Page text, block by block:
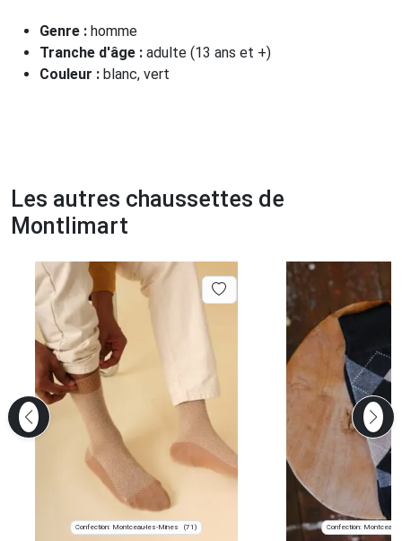
Genre : homme
Tranche d'âge : adulte (13 ans et +)
Couleur : blanc, vert
Les autres chaussettes de
Montlimart
Confection: Montceau-les-Mines (71) Confection: Montceau-